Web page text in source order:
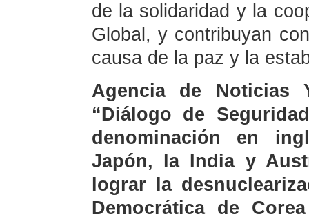
de la solidaridad y la
Global, y contribuyan
causa de la paz y la
Agencia de Noticias
“Diálogo de
denominación en
Japón, la India y
lograr la
Democrática de